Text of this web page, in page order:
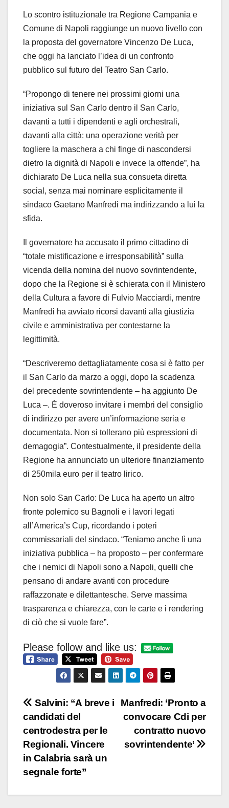
Lo scontro istituzionale tra Regione Campania e
Comune di Napoli raggiunge un nuovo livello con
la proposta del governatore Vincenzo De Luca,
che oggi ha lanciato l’idea di un confronto
pubblico sul futuro del Teatro San Carlo.
“Propongo di tenere nei prossimi giorni una
iniziativa sul San Carlo dentro il San Carlo,
davanti a tutti i dipendenti e agli orchestrali,
davanti alla città: una operazione verità per
togliere la maschera a chi finge di nascondersi
dietro la dignità di Napoli e invece la offende”, ha
dichiarato De Luca nella sua consueta diretta
social, senza mai nominare esplicitamente il
sindaco Gaetano Manfredi ma indirizzando a lui la
sfida.
Il governatore ha accusato il primo cittadino di
“totale mistificazione e irresponsabilità” sulla
vicenda della nomina del nuovo sovrintendente,
dopo che la Regione si è schierata con il Ministero
della Cultura a favore di Fulvio Macciardi, mentre
Manfredi ha avviato ricorsi davanti alla giustizia
civile e amministrativa per contestarne la
legittimità.
“Descriveremo dettagliatamente cosa si è fatto per
il San Carlo da marzo a oggi, dopo la scadenza
del precedente sovrintendente – ha aggiunto De
Luca –. È doveroso invitare i membri del consiglio
di indirizzo per avere un’informazione seria e
documentata. Non si tollerano più espressioni di
demagogia”. Contestualmente, il presidente della
Regione ha annunciato un ulteriore finanziamento
di 250mila euro per il teatro lirico.
Non solo San Carlo: De Luca ha aperto un altro
fronte polemico su Bagnoli e i lavori legati
all’America’s Cup, ricordando i poteri
commissariali del sindaco. “Teniamo anche lì una
iniziativa pubblica – ha proposto – per confermare
che i nemici di Napoli sono a Napoli, quelli che
pensano di andare avanti con procedure
raffazzonate e dilettantesche. Serve massima
trasparenza e chiarezza, con le carte e i rendering
di ciò che si vuole fare”.
Please follow and like us:
Navigazione
articoli
Manfredi: ‘Pronto a
convocare Cdi per
contratto nuovo
sovrintendente’
Salvini: “A breve i
candidati del
centrodestra per le
Regionali. Vincere
in Calabria sarà un
segnale forte”